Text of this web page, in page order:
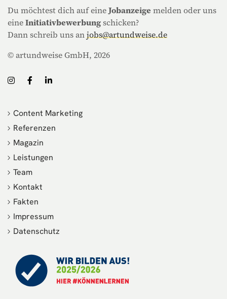
Du möchtest dich auf eineJobanzeige melden oder uns
eineInitiativbewerbungschicken?
Dann schreib uns anjobs@artundweise.de
© artundweise GmbH, 2026
Content Marketing
Referenzen
Magazin
Leistungen
Team
Kontakt
Fakten
Impressum
Datenschutz